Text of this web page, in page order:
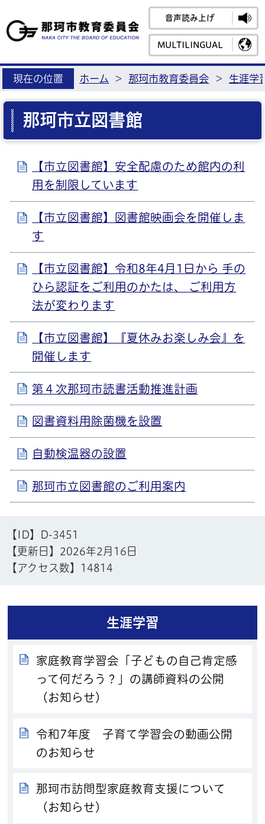
那珂市教
音声読み上げ
MULTILINGUAL
現在の位置 ホーム > 那珂市教育委員会 > 生涯学
那珂市立図書館
【市立図書館】安全配慮のため館内の利
用を制限しています
【市立図書館】図書館映画会を開催しま
す
【市立図書館】令和8年4月1日から 手の
ひら認証をご利用のかたは、 ご利用方
法が変わります
【市立図書館】『夏休みお楽しみ会』を
開催します
第４次那珂市読書活動推進計画
図書資料用除菌機を設置
自動検温器の設置
那珂市立図書館のご利用案内
【ID】
D-3451
【更新日】 2026年2月16日
【アクセス数】
14814
生涯学習
家庭教育学習会「子どもの自己肯定感
って何だろう？」の講師資料の公開
（お知らせ）
令和7年度 子育て学習会の動画公開
のお知らせ
那珂市訪問型家庭教育支援について
（お知らせ）